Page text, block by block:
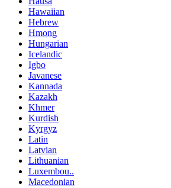
Hawaiian
Hebrew
Hmong
Hungarian
Icelandic
Igbo
Javanese
Kannada
Kazakh
Khmer
Kurdish
Kyrgyz
Latin
Latvian
Lithuanian
Luxembou..
Macedonian